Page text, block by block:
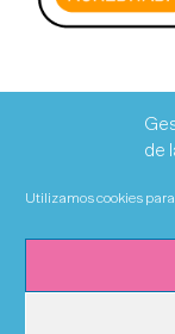
de
Utilizamos cookies